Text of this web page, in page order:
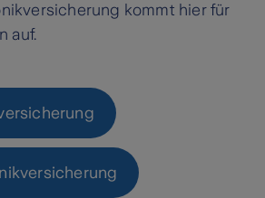
kommt hier für
auf.